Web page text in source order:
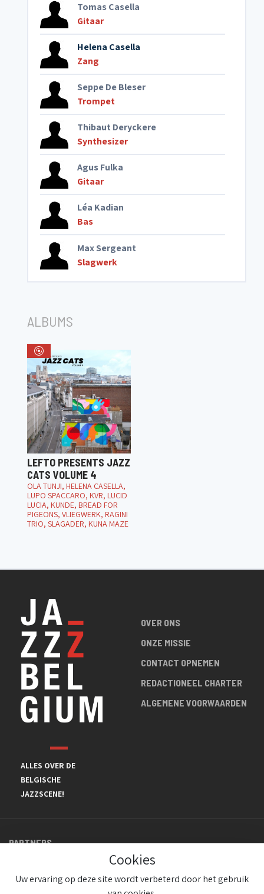
Tomas Casella
Gitaar
Helena Casella
Zang
Seppe De Bleser
Trompet
Thibaut Deryckere
Synthesizer
Agus Fulka
Gitaar
Léa Kadian
Bas
Max Sergeant
Slagwerk
ALBUMS
LEFTO PRESENTS JAZZ
CATS VOLUME 4
OLA TUNJI, HELENA CASELLA,
LUPO SPACCARO, KVR, LUCID
LUCIA, KUNDE, BREAD FOR
PIGEONS, VLIEGWERK, RAGINI
TRIO, SLAGADER, KUNA MAZE
ALLES OVER DE
BELGISCHE
JAZZSCENE!
OVER ONS
ONZE MISSIE
CONTACT OPNEMEN
REDACTIONEEL CHARTER
ALGEMENE VOORWAARDEN
PARTNERS
Cookies
Uw ervaring op deze site wordt verbeterd door het gebruik